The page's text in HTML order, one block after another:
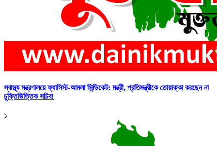
স্বাস্থ্য মন্ত্রণালয়ে ফ্যাসিস্ট-আমলা সিন্ডিকেট: মন্ত্রী, প্রতিমন্ত্রীকে তোয়াক্কা করছেন না
চুক্তিভিত্তিক সচিব!
১